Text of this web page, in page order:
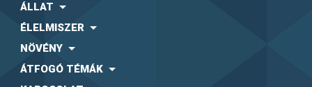
ÁLLAT
ÉLELMISZER
NÖVÉNY
ÁTFOGÓ TÉMÁK